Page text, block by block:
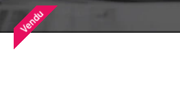
Vendu